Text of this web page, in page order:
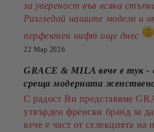
за увереност във всяка
Разгледай нашите модели и
перфектен чифт още днес
22 Мар 2026
GRACE & MILA вече е тук
среща модерната
С радост Ви представяме
утвърден френски бранд за
вече е част от селекцията на